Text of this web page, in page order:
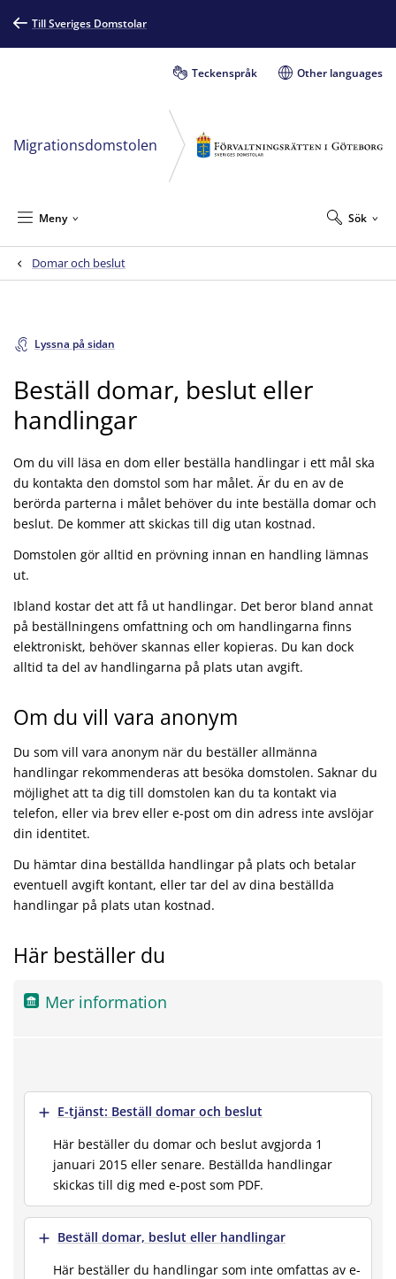
Till Sveriges Domstolar
Teckenspråk Other languages
Migrationsdomstolen
Sök
Meny
Domar och beslut
Lyssna på sidan
Beställ domar, beslut eller
handlingar
Om du vill läsa en dom eller beställa handlingar i ett mål ska
du kontakta den domstol som har målet. Är du en av de
berörda parterna i målet behöver du inte beställa domar och
beslut. De kommer att skickas till dig utan kostnad.
Domstolen gör alltid en prövning innan en handling lämnas
ut.
Ibland kostar det att få ut handlingar. Det beror bland annat
på beställningens omfattning och om handlingarna finns
elektroniskt, behöver skannas eller kopieras. Du kan dock
alltid ta del av handlingarna på plats utan avgift.
Om du vill vara anonym
Du som vill vara anonym när du beställer allmänna
handlingar rekommenderas att besöka domstolen. Saknar du
möjlighet att ta dig till domstolen kan du ta kontakt via
telefon, eller via brev eller e-post om din adress inte avslöjar
din identitet.
Du hämtar dina beställda handlingar på plats och betalar
eventuell avgift kontant, eller tar del av dina beställda
handlingar på plats utan kostnad.
Här beställer du
Mer information
Visa merE-tjänst: Beställ domar och beslut
Här beställer du domar och beslut avgjorda 1
januari 2015 eller senare. Beställda handlingar
skickas till dig med e-post som PDF.
Visa merBeställ domar, beslut eller handlingar
Här beställer du handlingar som inte omfattas av e-